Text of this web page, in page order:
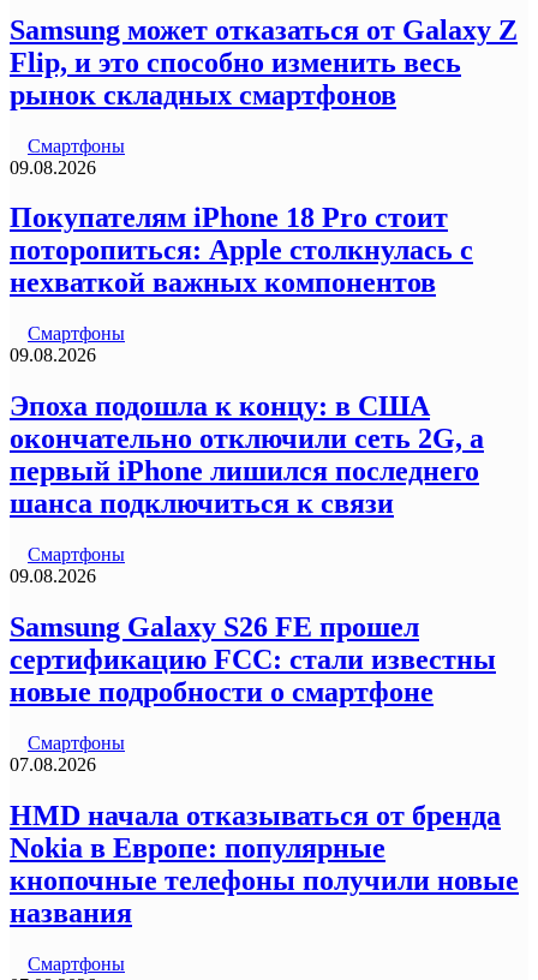
Samsung может отказаться от Galaxy Z
Flip, и это способно изменить весь
рынок складных смартфонов
Смартфоны
09.08.2026
Покупателям iPhone 18 Pro стоит
поторопиться: Apple столкнулась с
нехваткой важных компонентов
Смартфоны
09.08.2026
Эпоха подошла к концу: в США
окончательно отключили сеть 2G, а
первый iPhone лишился последнего
шанса подключиться к связи
Смартфоны
09.08.2026
Samsung Galaxy S26 FE прошел
сертификацию FCC: стали известны
новые подробности о смартфоне
Смартфоны
07.08.2026
HMD начала отказываться от бренда
Nokia в Европе: популярные
кнопочные телефоны получили новые
названия
Смартфоны